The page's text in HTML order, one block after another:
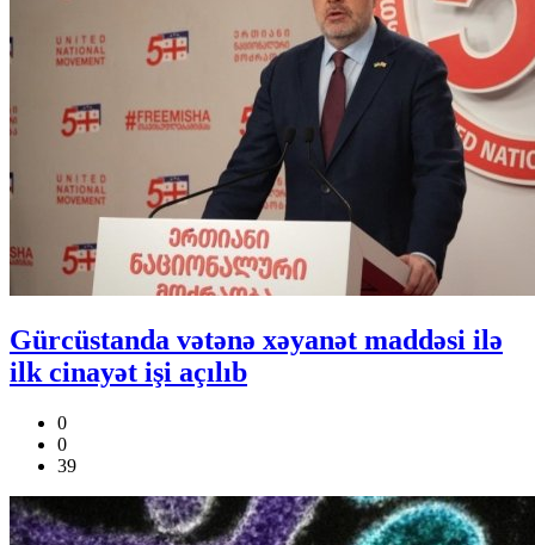
Gürcüstanda vətənə xəyanət maddəsi ilə
ilk cinayət işi açılıb
0
0
39